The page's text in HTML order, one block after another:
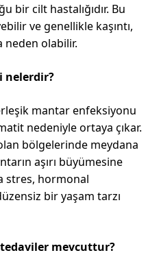
bir cilt hastalığıdır. Bu
ve genellikle kaşıntı,
neden olabilir.
nelerdir?
mantar enfeksiyonu
nedeniyle ortaya çıkar.
bölgelerinde meydana
aşırı büyümesine
stres, hormonal
bir yaşam tarzı
mevcuttur?